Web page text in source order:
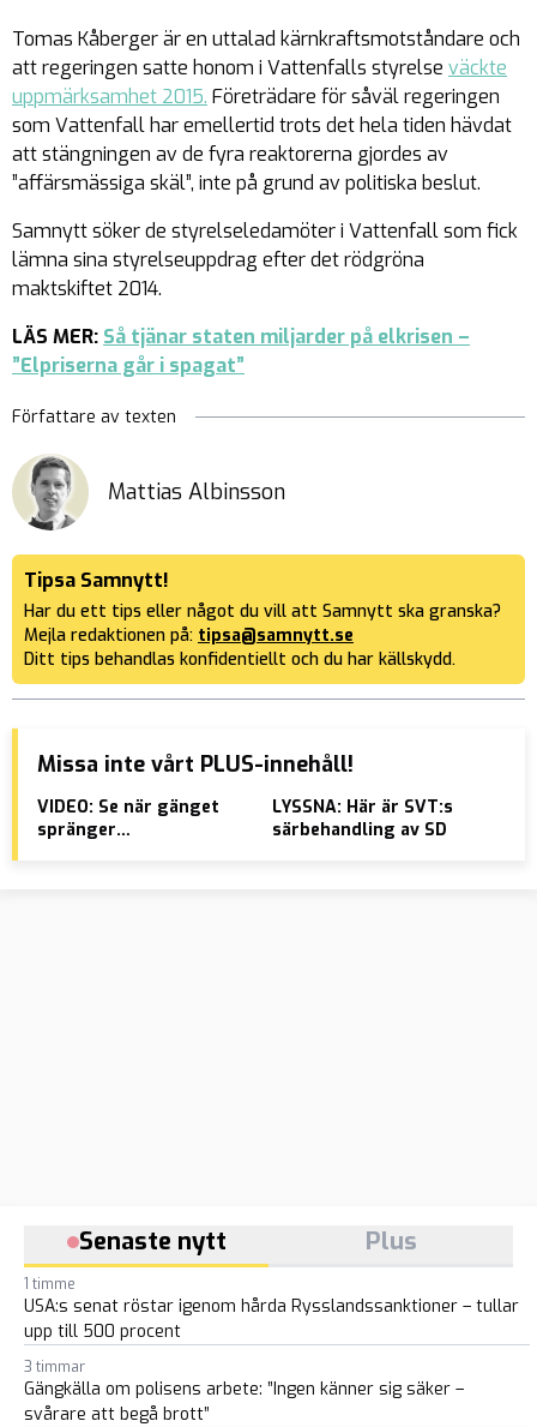
Tomas Kåberger är en uttalad kärnkraftsmotståndare och
att regeringen satte honom i Vattenfalls styrelse väckte
uppmärksamhet 2015. Företrädare för såväl regeringen
som Vattenfall har emellertid trots det hela tiden hävdat
att stängningen av de fyra reaktorerna gjordes av
”affärsmässiga skäl”, inte på grund av politiska beslut.
Samnytt söker de styrelseledamöter i Vattenfall som fick
lämna sina styrelseuppdrag efter det rödgröna
maktskiftet 2014.
LÄS MER: Så tjänar staten miljarder på elkrisen –
”Elpriserna går i spagat”
Författare av texten
Mattias Albinsson
Tipsa Samnytt!
Har du ett tips eller något du vill att Samnytt ska granska?
Mejla redaktionen på: tipsa@samnytt.se
Ditt tips behandlas konfidentiellt och du har källskydd.
Missa inte vårt PLUS-innehåll!
VIDEO: Se när gänget
spränger
LYSSNA: Här är SVT:s
särbehandling av SD
Senaste nytt Plus
1 timme
USA:s senat röstar igenom hårda Rysslandssanktioner – tullar
upp till 500 procent
3 timmar
Gängkälla om polisens arbete: ”Ingen känner sig säker –
svårare att begå brott”